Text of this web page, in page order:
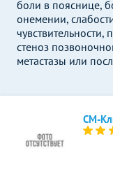
боли в пояснице,
онемении,
стеноз
метастазы или
СМ-